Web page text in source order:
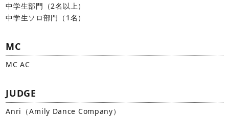
中学生部門（2名以上）
中学生ソロ部門（1名）
MC
MC AC
JUDGE
Anri（⁡Amily Dance Company）